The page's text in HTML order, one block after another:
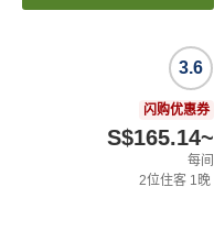
3.6
闪购优惠券
S$165.14~
每间
2位住客 1 晚